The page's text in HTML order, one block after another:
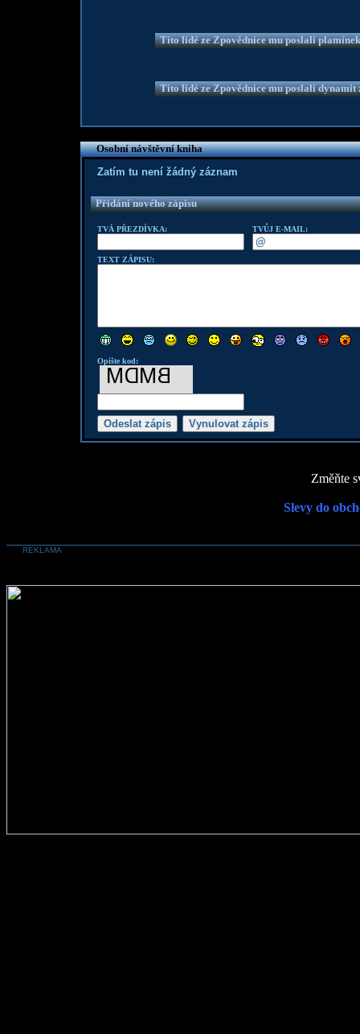
Tito lidé ze Zpovědnice mu poslali
Tito lidé ze Zpovědnice mu poslali dynamit
Osobní návštěvní kniha
Zatím tu není žádný záznam
Přidání nového zápisu
TVÁ PŘEZDÍVKA: TVŮJ E-MAIL:
TEXT ZÁPISU:
Opište kod:
Změňte
Slevy do
REKLAMA